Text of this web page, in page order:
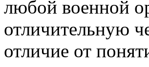
любой военной
отличительную
отличие от